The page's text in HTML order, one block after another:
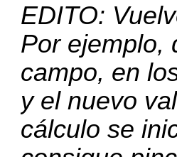
EDITO:
Por ejemplo,
campo, en
y el nuevo
cálculo se